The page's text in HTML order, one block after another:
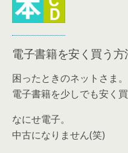
電子書籍を安く買う方
困ったときのネットさま。
電子書籍を少しでも安く
なにせ電子。
中古になりません(笑)